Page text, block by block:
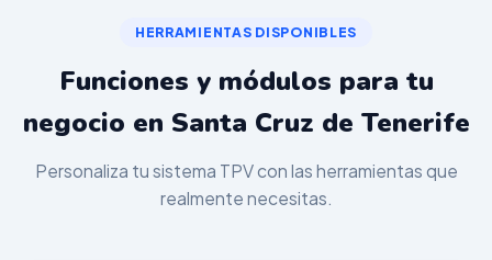
HERRAMIENTAS DISPONIBLES
Funciones y módulos para tu
negocio en Santa Cruz de Tenerife
Personaliza tu sistema TPV con las herramientas que
realmente necesitas.